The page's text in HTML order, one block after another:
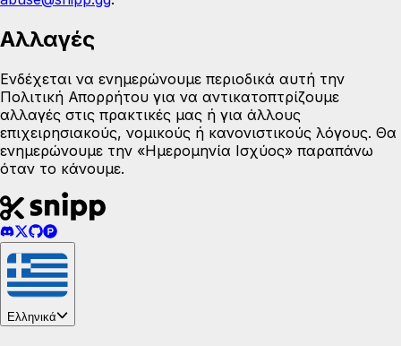
Αλλαγές
Ενδέχεται να ενημερώνουμε περιοδικά αυτή την
Πολιτική Απορρήτου για να αντικατοπτρίζουμε
αλλαγές στις πρακτικές μας ή για άλλους
επιχειρησιακούς, νομικούς ή κανονιστικούς λόγους. Θα
ενημερώνουμε την «Ημερομηνία Ισχύος» παραπάνω
όταν το κάνουμε.
Ελληνικά